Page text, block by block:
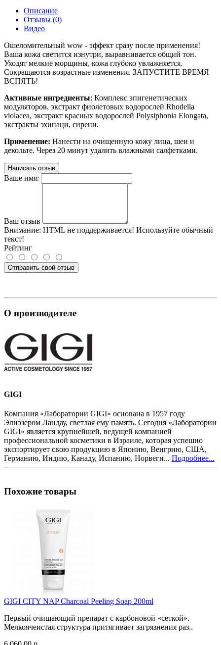
Описание
Отзывы (0)
Видео
Ошеломительный wow - эффект сразу после применения!
Ваша кожа светится изнутри, выравнивается общий тон.
Уходят мелкие морщины, кожа глубоко увлажняется.
Сокращаются возрастные изменения. ЗАПУСТИТЕ ВРЕМЯ
ВСПЯТЬ!
Активные ингредиенты: Комплекс эпигенетических
модуляторов, экстракт фиолетовых водорослей Rhodella
violacea, экстракт красных водорослей Polysiphonia Elongata,
экстракты эхинаци, сирени.
Применение: Нанести на очищенную кожу лица, шеи и
декольте. Через 20 минут удалить влажными салфетками.
Написать отзыв
Ваше имя:
Ваш отзыв
Внимание: HTML не поддерживается! Используйте обычный
текст!
Рейтинг
Отправить свой отзыв
О производителе
GIGI
Компания «Лаборатории GIGI» основана в 1957 году
Элиэзером Ландау, светлая ему память. Сегодня «Лаборатории
GIGI» является крупнейшей, ведущей компанией
профессиональной косметики в Израиле, которая успешно
экспортирует свою продукцию в Японию, Венгрию, США,
Германию, Индию, Канаду, Испанию, Норвеги... Подробнее...
Похожие товары
GIGI CITY NAP Charcoal Peeling Soap 200ml
Первый очищающий препарат с карбоновой «сеткой».
Мелкоячеистая структура притягивает загрязнения раз..